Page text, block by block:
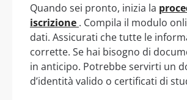
Quando sei pronto, inizia la
iscrizione . Compila il modulo
dati. Assicurati che tutte le
corrette. Se hai bisogno di
in anticipo. Potrebbe servirti un
d’identità valido o certificati di